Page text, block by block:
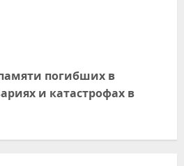
погибших в
и катастрофах в